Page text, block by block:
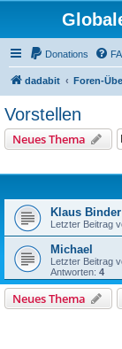
Donations
dadabit Foren-
Vorstellen
Neues Thema
Klaus Binder
Letzter Beitrag
Michael
Letzter Beitrag
Antworten: 4
Neues Thema